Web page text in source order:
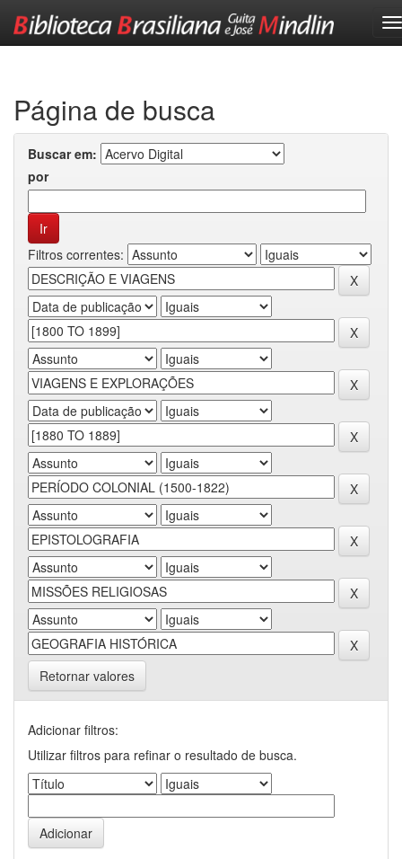
Página de busca
Buscar em:
por
Filtros correntes:
Retornar valores
Adicionar filtros:
Utilizar filtros para refinar o resultado de busca.